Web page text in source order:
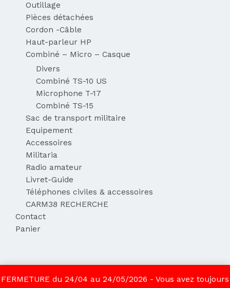
FERMETURE du 24/04 au 24/05/2026 - Vous avez toujours
Outillage
Pièces détachées
Cordon -Câble
Haut-parleur HP
Combiné – Micro – Casque
Divers
Combiné TS-10 US
Microphone T-17
Combiné TS-15
Sac de transport militaire
Equipement
Accessoires
Militaria
Radio amateur
Livret-Guide
Téléphones civiles & accessoires
CARM38 RECHERCHE
Contact
Panier
Copyright CARM38 2026